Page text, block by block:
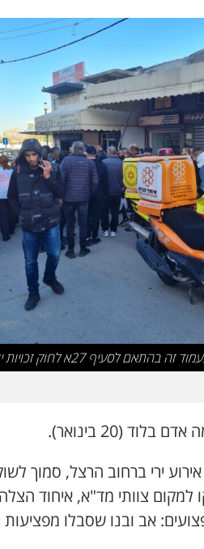
בהתאם לסעיף 27א לחוק זכויות יוצרים
(20 בינואר).
על אירוע ירי ברחוב הרצל, סמוך
למקום צוותי מד"א, איחוד הצלה
אב ובנו שסבלו מפציעות